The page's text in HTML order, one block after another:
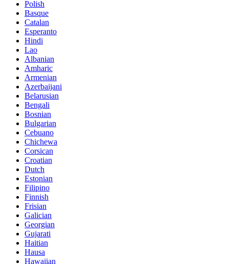
Polish
Basque
Catalan
Esperanto
Hindi
Lao
Albanian
Amharic
Armenian
Azerbaijani
Belarusian
Bengali
Bosnian
Bulgarian
Cebuano
Chichewa
Corsican
Croatian
Dutch
Estonian
Filipino
Finnish
Frisian
Galician
Georgian
Gujarati
Haitian
Hausa
Hawaiian